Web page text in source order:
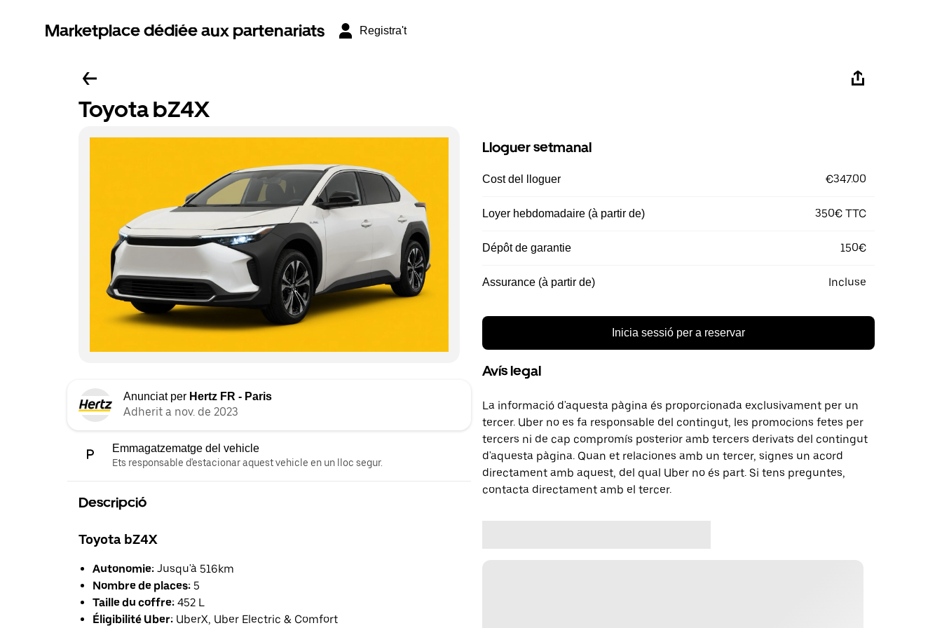
Marketplace dédiée aux partenariats Registra't
Toyota bZ4X
Anunciat per Hertz FR - Paris
Adherit a nov. de 2023
Emmagatzematge del vehicle
Ets responsable d'estacionar aquest vehicle en un lloc segur.
Descripció
Toyota bZ4X
Autonomie: Jusqu'à 516km
Nombre de places: 5
Taille du coffre: 452 L
Éligibilité Uber: UberX, Uber Electric & Comfort
Lloguer setmanal
Cost del lloguer €347.00
Loyer hebdomadaire (à partir de) 350€ TTC
Dépôt de garantie 150€
Assurance (à partir de) Incluse
Inicia sessió per a reservar
Avís legal
La informació d'aquesta pàgina és proporcionada exclusivament per un
tercer. Uber no es fa responsable del contingut, les promocions fetes per
tercers ni de cap compromís posterior amb tercers derivats del contingut
d'aquesta pàgina. Quan et relaciones amb un tercer, signes un acord
directament amb aquest, del qual Uber no és part. Si tens preguntes,
contacta directament amb el tercer.